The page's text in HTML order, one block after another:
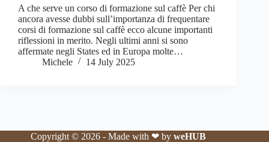
A che serve un corso di formazione sul caffè Per chi
ancora avesse dubbi sull’importanza di frequentare
corsi di formazione sul caffè ecco alcune importanti
riflessioni in merito. Negli ultimi anni si sono
affermate negli States ed in Europa molte…
Michele
14 July 2025
Copyright © 2026 - Made with ❤ byweHUB